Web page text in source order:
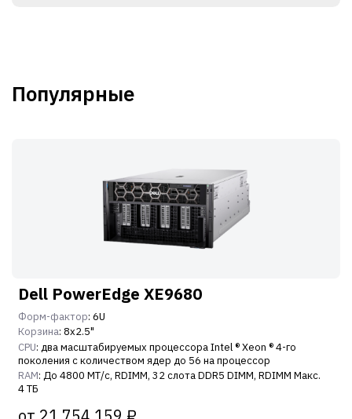
Популярные
Dell PowerEdge XE9680
Форм-фактор: 6U
Корзина: 8x2.5"
CPU: два масштабируемых процессора Intel ® Xeon ® 4-го
поколения с количеством ядер до 56 на процессор
RAM: До 4800 МТ/с, RDIMM, 32 слота DDR5 DIMM, RDIMM Макс.
4 ТБ